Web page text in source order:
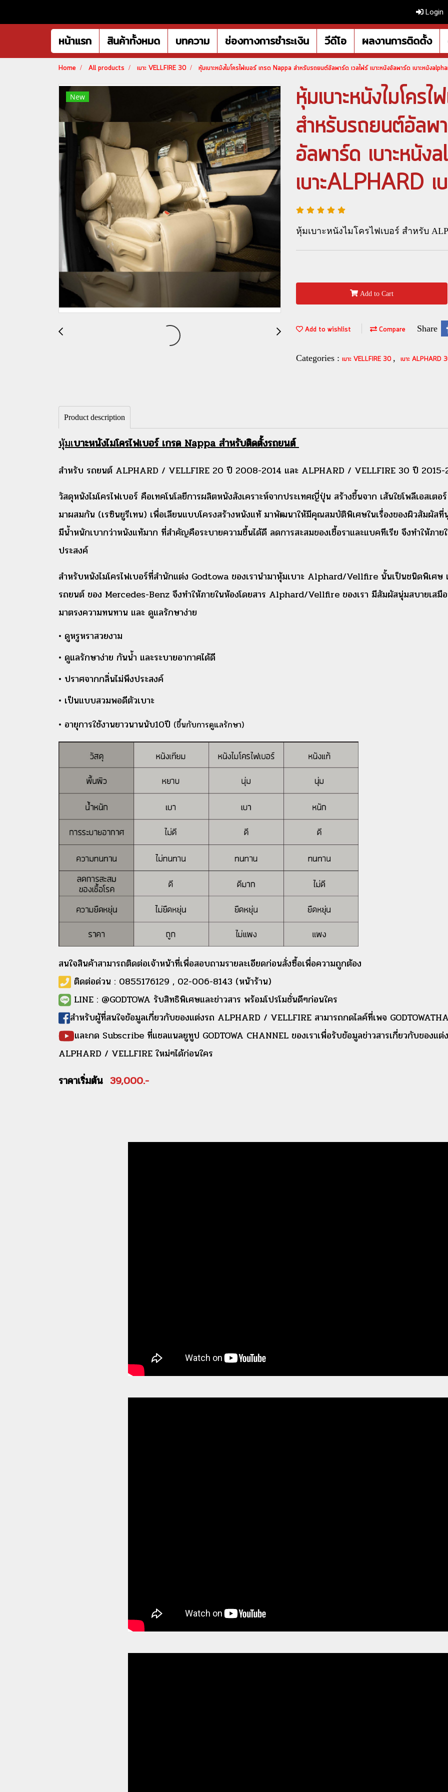
Login
หน้าแรก สินค้าทั้งหมด บทความ ช่องทางการชำระเงิน วีดีโอ ผลงานการติดตั้ง
Home All products เบาะ VELLFIRE 30 หุ้มเบาะหนังไมโครไฟเบอร์ เกรด Nappa สำหรับรถยนต์อัลพาร์ด เวลไฟร์ เบาะหนังอัลพาร์ด เบาะหนัง
New
หุ้มเบาะหนังไมโคร
สำหรับรถยนต์อัลพ
อัลพาร์ด เบาะหนั
เบาะALPHARD
หุ้มเบาะหนังไมโครไฟเบอร์ สำหรับ
Add to Cart
Add to wishlist Compare Share
Categories : เบาะ VELLFIRE 30 , เบาะ ALPHARD
Product description
หุ้มเบาะหนังไมโครไฟเบอร์ เกรด Nappa สำหรับติดตั้งรถยนต์
สำหรับ รถยนต์ ALPHARD / VELLFIRE 20 ปี 2008-2014 และ ALPHARD / VELLFIRE 30 ปี 2015-
วัสดุหนังไมโครไฟเบอร์ คือเทคโนโลยีการผลิตหนังสังเคราะห์จากประเทศญี่ปุ่น สร้างขึ้นจาก เส้นใยโพลีเอสเต
มาผสมกัน (เรซินยูรีเทน) เพื่อเลียนแบบโครงสร้างหนังแท้ มาพัฒนาให้มีคุณสมบัติพิเศษในเรื่องของผิวสัมผัส
มีน้ำหนักเบากว่าหนังแท้มาก ที่สำคัญคือระบายความชื้นได้ดี ลดการสะสมของเชื้อราและแบคทีเรีย จึงทำให้ภาย
ประสงค์
สำหรับหนังไมโครไฟเบอร์ที่สำนักแต่ง Godtowa ของเรานำมาหุ้มเบาะ Alphard/Vellfire นั้นเป็นชนิดพิเศษ
รถยนต์ ของ Mercedes-Benz จึงทำให้ภายในห้องโดยสาร Alphard/Vellfire ของเรา มีสัมผัสนุ่มสบายเสมื
มาตรงความทนทาน และ ดูแลรักษาง่าย
• ดูหรูหราสวยงาม
• ดูแลรักษาง่าย กันน้ำ และระบายอากาศได้ดี
• ปราศจากกลิ่นไม่พึงประสงค์
• เป็นแบบสวมพอดีตัวเบาะ
• อายุการใช้งานยาวนานนับ10ปี (ขึ้นกับการดูแลรักษา)
สนใจสินค้าสามารถติดต่อเจ้าหน้าที่เพื่อสอบถามรายละเอียดก่อนสั่งซื้อเพื่อความถูกต้อง
ติดต่อด่วน : 0855176129 , 02-006-8143 (หน้าร้าน)
LINE : @GODTOWA รับสิทธิพิเศษและข่าวสาร พร้อมโปรโมชั่นดีๆก่อนใคร
สำหรับผู้ที่สนใจข้อมูลเกี่ยวกับของแต่งรถ ALPHARD / VELLFIRE สามารถกดไลค์ที่เพจ
และกด Subscribe ที่แชลแนลยูทูป GODTOWA CHANNEL ของเราเพื่อรับข้อมูลข่าวสารเกี่ยวกับของแต่
ALPHARD / VELLFIRE ใหม่ๆได้ก่อนใคร
ราคาเริ่มต้น 39,000.-